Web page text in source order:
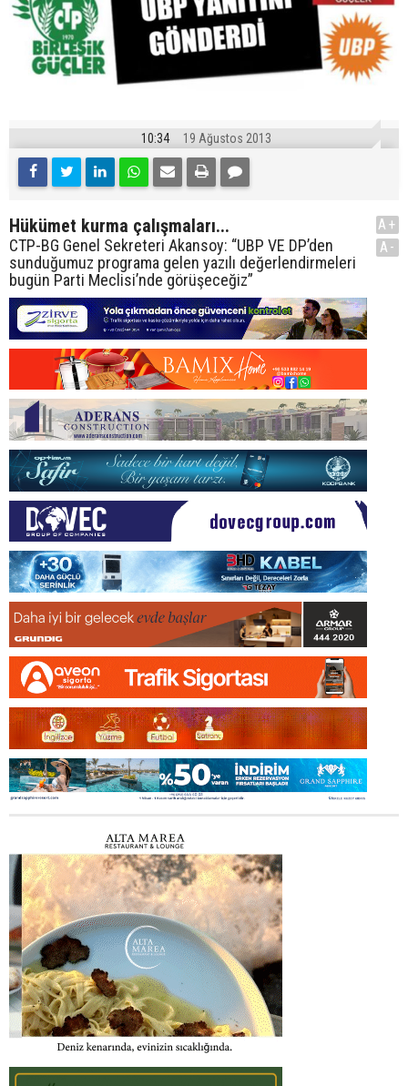
10:34 19 Ağustos 2013
Hükümet kurma çalışmaları...
CTP-BG Genel Sekreteri Akansoy: “UBP VE DP’den
sunduğumuz programa gelen yazılı değerlendirmeleri
bugün Parti Meclisi’nde görüşeceğiz”
A+
A-